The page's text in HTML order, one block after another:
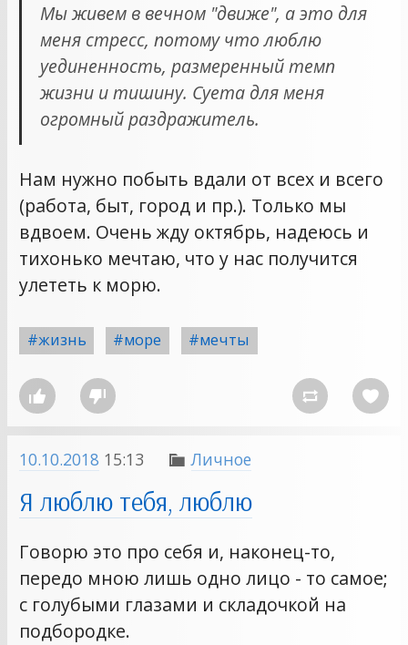
Мы живем в вечном "движе", а это для
меня стресс, потому что люблю
уединенность, размеренный темп
жизни и тишину. Суета для меня
огромный раздражитель.
Нам нужно побыть вдали от всех и всего
(работа, быт, город и пр.). Только мы
вдвоем. Очень жду октябрь, надеюсь и
тихонько мечтаю, что у нас получится
улететь к морю.
#жизнь #море #мечты
   
10.10.2018 15:13  Личное
Я люблю тебя, люблю
Говорю это про себя и, наконец-то,
передо мною лишь одно лицо - то самое;
с голубыми глазами и складочкой на
подбородке.